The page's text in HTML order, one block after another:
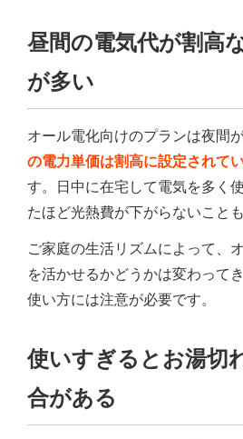
昼間の電気代が割高
が多い
オール電化向けのプランは夜間
の電力単価は割高に設定されて
す。日中に在宅して電気を多く
たほど光熱費が下がらないことも
ご家庭の生活リズムによって、
を活かせるかどうかは変わって
使い方には注意が必要です。
使いすぎるとお湯切
合がある